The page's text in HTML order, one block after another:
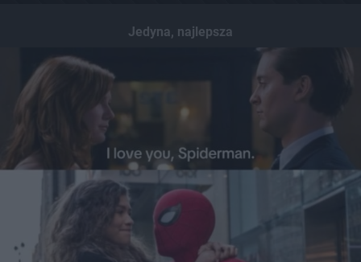
Jedyna, najlepsza